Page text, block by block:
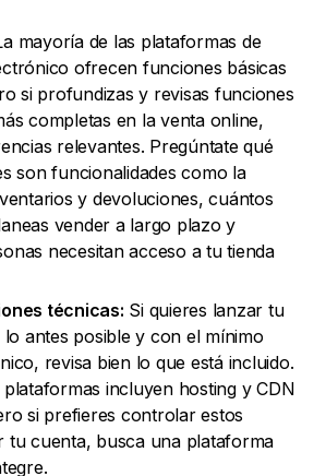
mayoría de las plataformas de
ofrecen funciones básicas
si profundizas y revisas funciones
completas en la venta online,
relevantes. Pregúntate qué
son funcionalidades como la
y devoluciones, cuántos
vender a largo plazo y
necesitan acceso a tu tienda
técnicas: Si quieres lanzar tu
lo antes posible y con el mínimo
revisa bien lo que está incluido.
incluyen hosting y CDN
si prefieres controlar estos
tu cuenta, busca una plataforma